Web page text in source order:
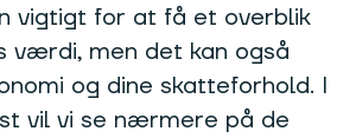
vigtigt for at få et overblik
værdi, men det kan også
og dine skatteforhold. I
vil vi se nærmere på de